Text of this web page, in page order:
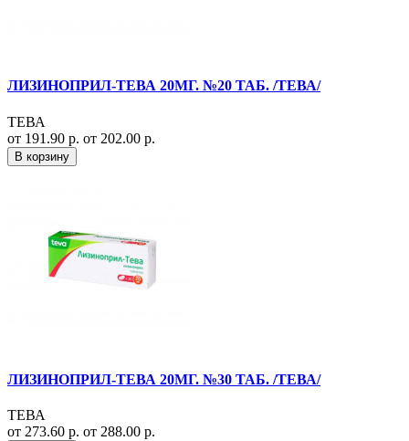
ЛИЗИНОПРИЛ-ТЕВА 20МГ. №20 ТАБ. /ТЕВА/
ТЕВА
от 191.90 р. от 202.00 р.
В корзину
ЛИЗИНОПРИЛ-ТЕВА 20МГ. №30 ТАБ. /ТЕВА/
ТЕВА
от 273.60 р. от 288.00 р.